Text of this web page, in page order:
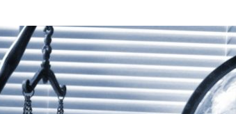
Estudante
de